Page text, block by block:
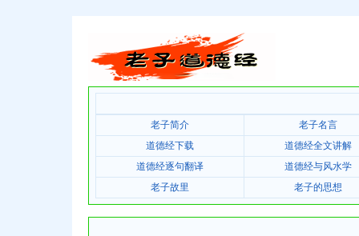
老子简介
老子名言
道德经下载
道德经全文讲解
道德经逐句翻译
道德经与风水学
老子故里
老子的思想